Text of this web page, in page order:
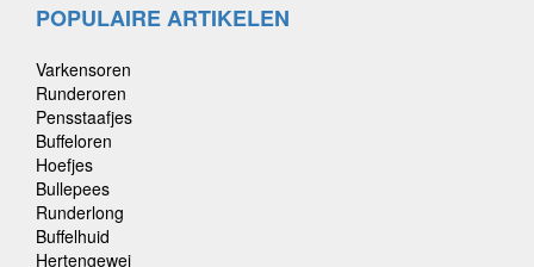
POPULAIRE ARTIKELEN
Varkensoren
Runderoren
Pensstaafjes
Buffeloren
Hoefjes
Bullepees
Runderlong
Buffelhuid
Hertengewei